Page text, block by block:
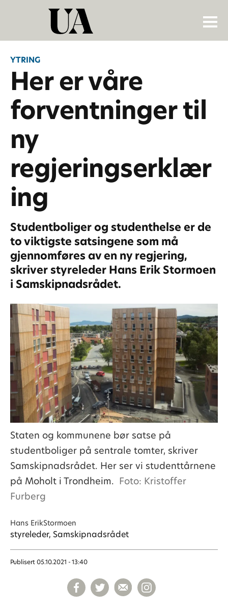
YTRING
Her er våre
forventninger til
ny
regjeringserklær
ing
Studentboliger og studenthelse er de
to viktigste satsingene som må
gjennomføres av en ny regjering,
skriver styreleder Hans Erik Stormoen
i Samskipnadsrådet.
Staten og kommunene bør satse på
studentboliger på sentrale tomter, skriver
Samskipnadsrådet. Her ser vi studenttårnene
på Moholt i Trondheim. Foto: Kristoffer
Furberg
Hans ErikStormoen
styreleder, Samskipnadsrådet
Publisert 05.10.2021 - 13:40